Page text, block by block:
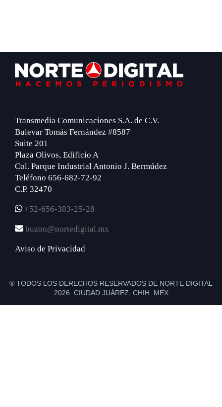
Footer
Transmedia Comunicaciones S.A. de C.V.
Bulevar Tomás Fernández #8587
Suite 201
Plaza Olivos, Edificio A
Col. Parque Industrial Antonio J. Bermúdez
Teléfono 656-682-72-92
C.P. 32470
+52-656-383-25-28
buzon@nortedigital.mx
Aviso de Privacidad
® TODOS LOS DERECHOS RESERVADOS DE NORTE DIGITAL
2026 CIUDAD JUÁREZ, CHIH. MEX.